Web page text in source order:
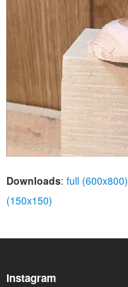
Downloads: full (600x800)
(150x150)
Instagram